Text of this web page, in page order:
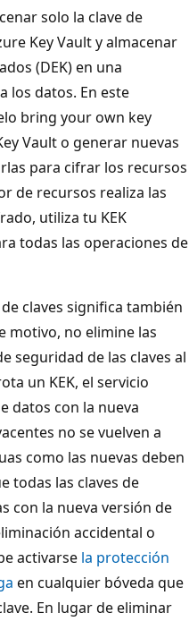
solo la clave de
Key Vault y almacenar
(DEK) en una
los datos. En este
bring your own key
Vault o generar nuevas
para cifrar los recursos
de recursos realiza las
utiliza tu KEK
todas las operaciones de
claves significa también
motivo, no elimine las
seguridad de las claves al
un KEK, el servicio
datos con la nueva
no se vuelven a
como las nuevas deben
todas las claves de
con la nueva versión de
accidental o
activarse la protección
en cualquier bóveda que
En lugar de eliminar